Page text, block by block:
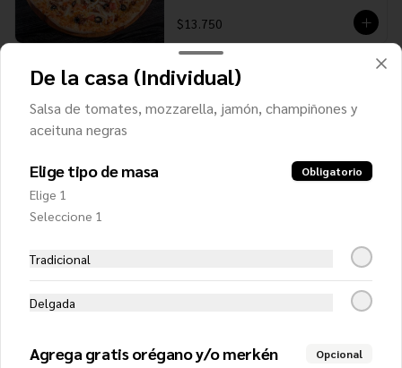
$13.750
De la casa (Familiar)
Salsa de tomates, mozzarella, jamón,
champiñones y aceituna negras
Salsa de tomates, mozzarella, carne,
choclo y champiñones
$12.550
De la casa (Individual)
Salsa de tomates, mozzarella, jamón, champiñones y
aceituna negras
Elige tipo de masa Obligatorio
Elige 1
Seleccione 1
Tradicional
Delgada
Agrega gratis orégano y/o merkén Opcional